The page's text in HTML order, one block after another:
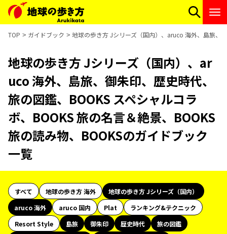
TOP ガイドブック 地球の歩き方 Jシリーズ（国内）、aruco 海外、島旅、
地球の歩き方 Jシリーズ（国内）、ar
uco 海外、島旅、御朱印、歴史時代、
旅の図鑑、BOOKS スペシャルコラ
ボ、BOOKS 旅の名言＆絶景、BOOKS
旅の読み物、BOOKSのガイドブック
一覧
すべて 地球の歩き方 海外
地球の歩き方 Jシリーズ（国内）
aruco 海外
aruco 国内 Plat
ランキング&テクニック
Resort Style
島旅 御朱印 歴史時代
旅の図鑑